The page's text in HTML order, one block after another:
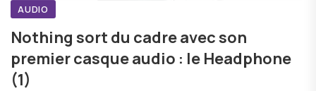
AUDIO
Nothing sort du cadre avec son
premier casque audio : le Headphone
(1)